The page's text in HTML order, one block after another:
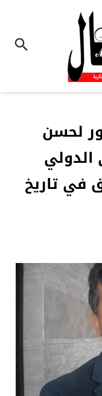
لحسن
في تاريخ